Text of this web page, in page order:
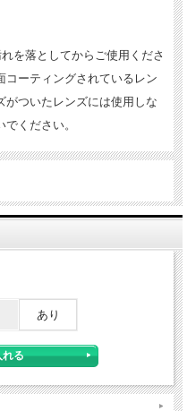
を落としてからご使用くださ
コーティングされているレン
がついたレンズには使用しな
ください。
あり